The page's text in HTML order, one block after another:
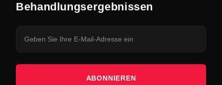
Behandlungsergebnissen
ABONNIEREN